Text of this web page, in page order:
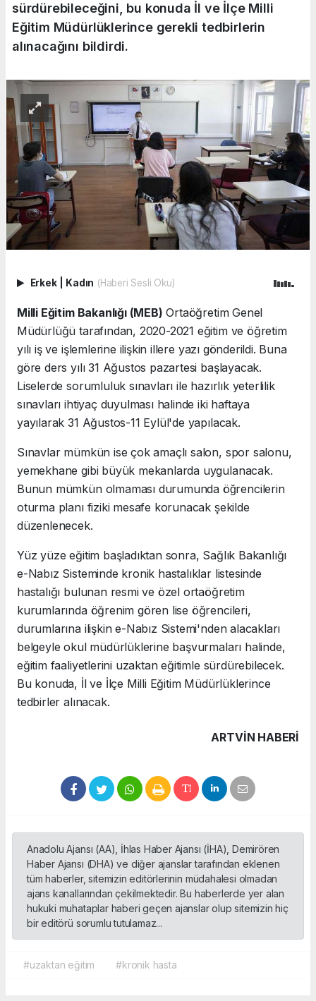
sürdürebileceğini, bu konuda İl ve İlçe Milli
Eğitim Müdürlüklerince gerekli tedbirlerin
alınacağını bildirdi.
Erkek Kadın (Haberi Sesli Oku)
Milli Eğitim Bakanlığı (MEB) Ortaöğretim Genel
Müdürlüğü tarafından, 2020-2021 eğitim ve öğretim
yılı iş ve işlemlerine ilişkin illere yazı gönderildi. Buna
göre ders yılı 31 Ağustos pazartesi başlayacak.
Liselerde sorumluluk sınavları ile hazırlık yeterlilik
sınavları ihtiyaç duyulması halinde iki haftaya
yayılarak 31 Ağustos-11 Eylül'de yapılacak.
Sınavlar mümkün ise çok amaçlı salon, spor salonu,
yemekhane gibi büyük mekanlarda uygulanacak.
Bunun mümkün olmaması durumunda öğrencilerin
oturma planı fiziki mesafe korunacak şekilde
düzenlenecek.
Yüz yüze eğitim başladıktan sonra, Sağlık Bakanlığı
e-Nabız Sisteminde kronik hastalıklar listesinde
hastalığı bulunan resmi ve özel ortaöğretim
kurumlarında öğrenim gören lise öğrencileri,
durumlarına ilişkin e-Nabız Sistemi'nden alacakları
belgeyle okul müdürlüklerine başvurmaları halinde,
eğitim faaliyetlerini uzaktan eğitimle sürdürebilecek.
Bu konuda, İl ve İlçe Milli Eğitim Müdürlüklerince
tedbirler alınacak.
ARTVIN HABERİ
Anadolu Ajansı (AA), İhlas Haber Ajansı (İHA), Demirören
Haber Ajansı (DHA) ve diğer ajanslar tarafından eklenen
tüm haberler, sitemizin editörlerinin müdahalesi olmadan
ajans kanallarından çekilmektedir. Bu haberlerde yer alan
hukuki muhataplar haberi geçen ajanslar olup sitemizin hiç
bir editörü sorumlu tutulamaz...
#uzaktan eğitim #kronik hasta